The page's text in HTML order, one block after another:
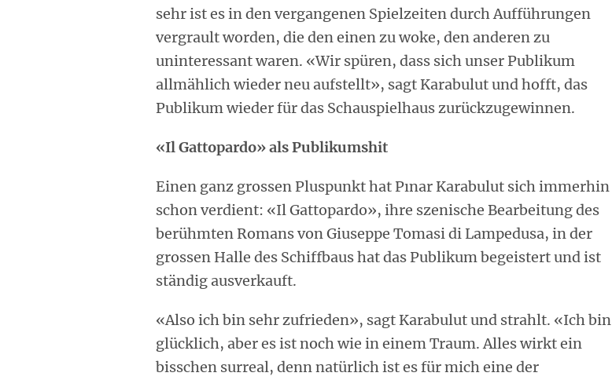
sehr ist es in den vergangenen Spielzeiten durch Aufführungen
vergrault worden, die den einen zu woke, den anderen zu
uninteressant waren. «Wir spüren, dass sich unser Publikum
allmählich wieder neu aufstellt», sagt Karabulut und hofft, das
Publikum wieder für das Schauspielhaus zurückzugewinnen.
«Il Gattopardo» als Publikumshit
Einen ganz grossen Pluspunkt hat Pınar Karabulut sich immerhin
schon verdient: «Il Gattopardo», ihre szenische Bearbeitung des
berühmten Romans von Giuseppe Tomasi di Lampedusa, in der
grossen Halle des Schiffbaus hat das Publikum begeistert und ist
ständig ausverkauft.
«Also ich bin sehr zufrieden», sagt Karabulut und strahlt. «Ich bin
glücklich, aber es ist noch wie in einem Traum. Alles wirkt ein
bisschen surreal, denn natürlich ist es für mich eine der